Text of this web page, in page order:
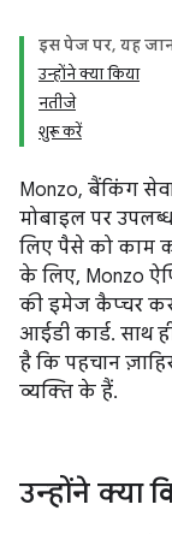
इस पेज पर, यह
उन्होंने क्या किया
नतीजे
शुरू करें
Monzo, बैंकिंग
मोबाइल पर
लिए पैसे को काम
के लिए, Monzo
की इमेज कैप्चर
आईडी कार्ड. साथ
है कि पहचान
व्यक्ति के हैं.
उन्होंने क्या